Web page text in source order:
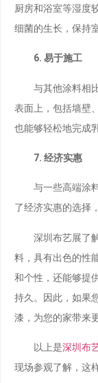
厨房和浴室等湿度
细菌的生长，保持
6. 易于施工
与其他涂料相比
表面上，包括墙壁
也能够轻松地完成
7. 经济实惠
与一些高端涂料
了经济实惠的选择
深圳布艺展了解
料，具有出色的性
和个性，还能够提
持久。因此，如果
漆，为您的家带来
以上是深圳布
现场参观了解，这